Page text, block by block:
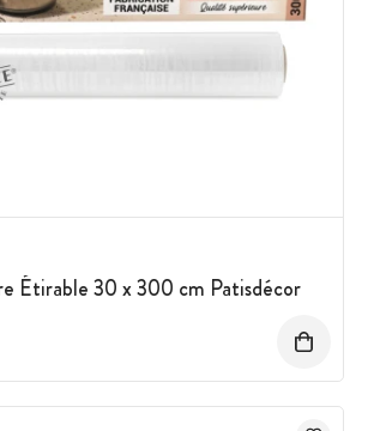
Étirable 30 x 300 cm Patisdécor